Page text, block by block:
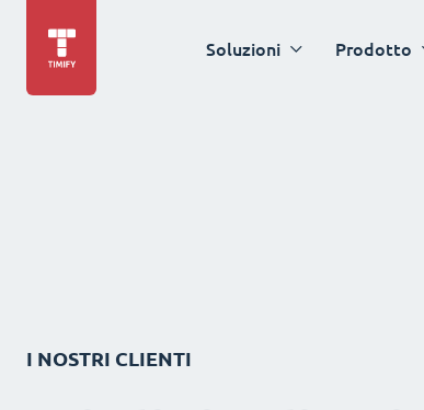
Soluzioni Prodotto
I NOSTRI CLIENTI